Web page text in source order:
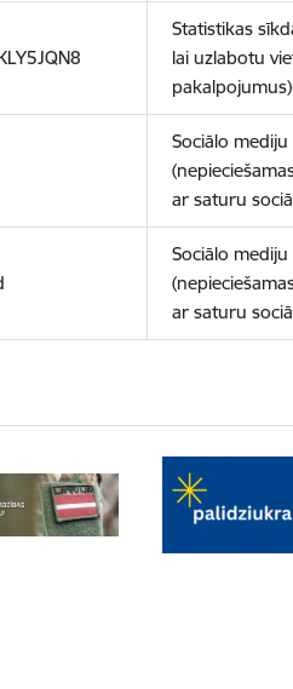
Statistikas
lai uzlabotu
pakalpojumus)
Sociālo
ar saturu
Sociālo
ar saturu